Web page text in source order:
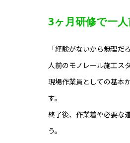
3ヶ月研修で一
「経験がないから無理
人前のモノレール施工ス
現場作業員としての基本
す。
終了後、作業着や必要な
う。